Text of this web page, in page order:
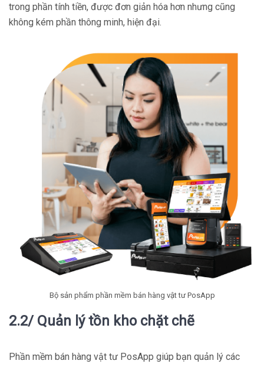
trong phần tính tiền, được đơn giản hóa hơn nhưng cũng
không kém phần thông minh, hiện đại.
Bộ sản phẩm phần mềm bán hàng vật tư PosApp
2.2/ Quản lý tồn kho chặt chẽ
Phần mềm bán hàng vật tư PosApp giúp bạn quản lý các